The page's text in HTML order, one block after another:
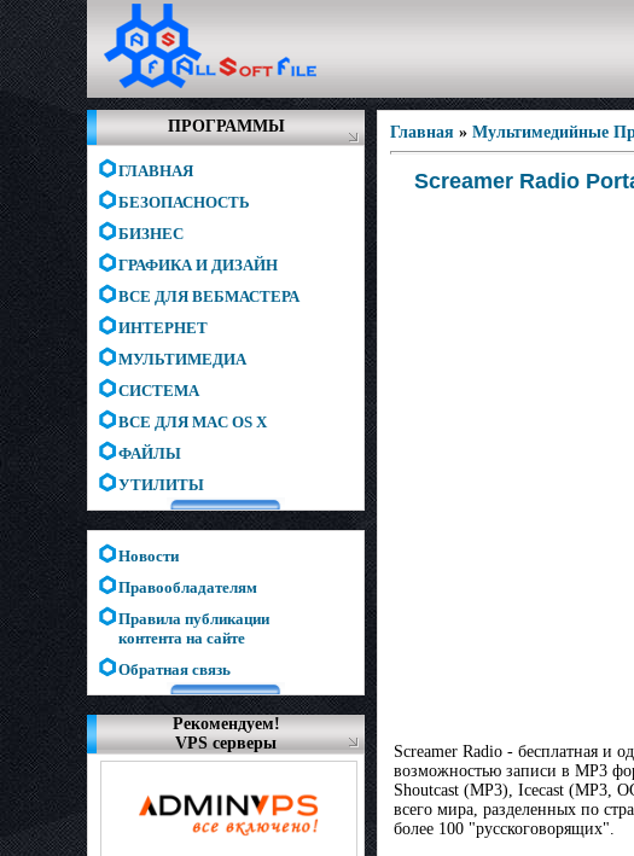
ПРОГРАММЫ
ГЛАВНАЯ
БЕЗОПАСНОСТЬ
БИЗНЕС
ГРАФИКА И ДИЗАЙН
ВСЕ ДЛЯ ВЕБМАСТЕРА
ИНТЕРНЕТ
МУЛЬТИМЕДИА
СИСТЕМА
ВСЕ ДЛЯ MAC OS X
ФАЙЛЫ
УТИЛИТЫ
Новости
Правообладателям
Правила публикации
контента на сайте
Обратная связь
Рекомендуем!
VPS серверы
Главная » Мультимедийные
Screamer Radio
Screamer Radio - бесплатная и
возможностью записи в MP3
Shoutcast (MP3), Icecast (MP3,
всего мира, разделенных по
более 100 "русскоговорящих".